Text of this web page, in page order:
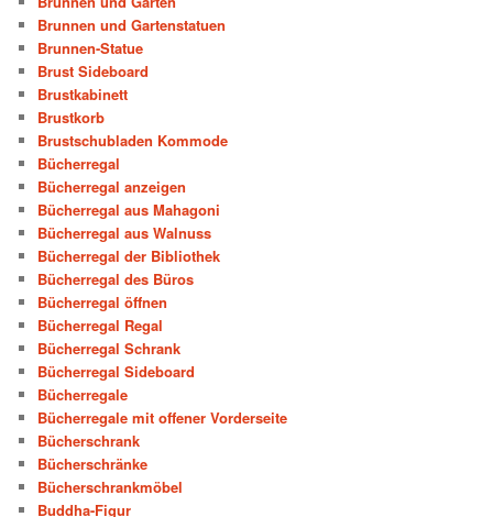
Brunnen und Gartenstatuen
Brunnen-Statue
Brust Sideboard
Brustkabinett
Brustkorb
Brustschubladen Kommode
Bücherregal
Bücherregal anzeigen
Bücherregal aus Mahagoni
Bücherregal aus Walnuss
Bücherregal der Bibliothek
Bücherregal des Büros
Bücherregal öffnen
Bücherregal Regal
Bücherregal Schrank
Bücherregal Sideboard
Bücherregale
Bücherregale mit offener Vorderseite
Bücherschrank
Bücherschränke
Bücherschrankmöbel
Buddha-Figur